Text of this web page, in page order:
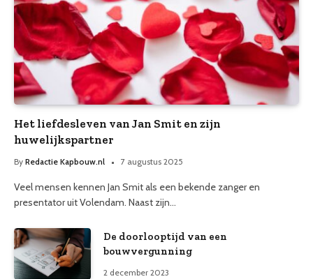
Het liefdesleven van Jan Smit en zijn
huwelijkspartner
By Redactie Kapbouw.nl 7 augustus 2025
Veel mensen kennen Jan Smit als een bekende zanger en
presentator uit Volendam. Naast zijn…
De doorlooptijd van een
bouwvergunning
2 december 2023